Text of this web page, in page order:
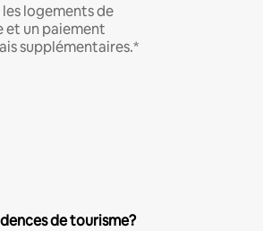
logements de
et un paiement
supplémentaires.*
de tourisme?